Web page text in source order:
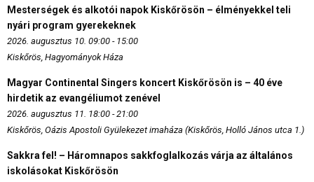
Mesterségek és alkotói napok Kiskőrösön – élményekkel teli
nyári program gyerekeknek
2026. augusztus 10. 09:00 - 15:00
Kiskőrös, Hagyományok Háza
Magyar Continental Singers koncert Kiskőrösön is – 40 éve
hirdetik az evangéliumot zenével
2026. augusztus 11. 18:00 - 21:00
Kiskőrös, Oázis Apostoli Gyülekezet imaháza (Kiskőrös, Holló János utca 1.)
Sakkra fel! – Háromnapos sakkfoglalkozás várja az általános
iskolásokat Kiskőrösön